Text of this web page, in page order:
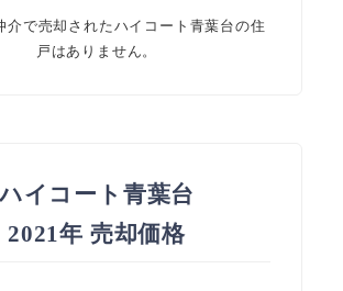
介で売却されたハイコート青葉台の住
戸はありません。
イコート青葉台
2021年 売却価格